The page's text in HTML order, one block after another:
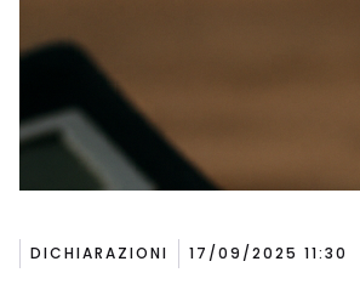
DICHIARAZIONI 17/09/2025 11:30